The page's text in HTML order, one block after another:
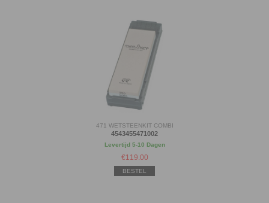
471 WETSTEENKIT COMBI
4543455471002
Levertijd 5-10 Dagen
€119.00
BESTEL